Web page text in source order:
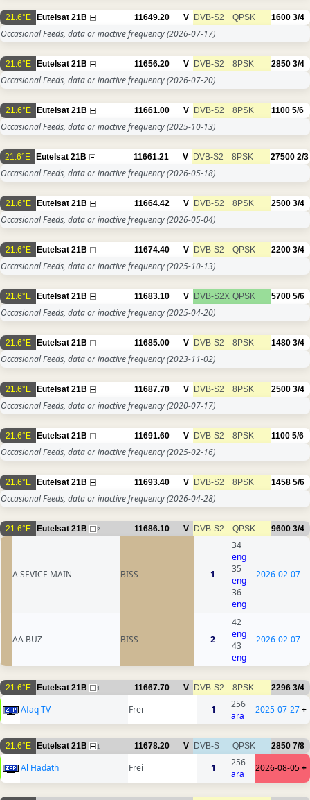
21.6°E Eutelsat 21B 11649.20 V DVB-S2 QPSK 1600 3/4
Occasional Feeds, data or inactive frequency(2026-07-17)
21.6°E Eutelsat 21B 11656.20 V DVB-S2 8PSK 2850 3/4
Occasional Feeds, data or inactive frequency(2026-07-20)
21.6°E Eutelsat 21B 11661.00 V DVB-S2 8PSK 1100 5/6
Occasional Feeds, data or inactive frequency(2025-10-13)
21.6°E Eutelsat 21B 11661.21 V DVB-S2 8PSK 27500 2/3
Occasional Feeds, data or inactive frequency(2026-05-18)
21.6°E Eutelsat 21B 11664.42 V DVB-S2 8PSK 2500 3/4
Occasional Feeds, data or inactive frequency(2026-05-04)
21.6°E Eutelsat 21B 11674.40 V DVB-S2 QPSK 2200 3/4
Occasional Feeds, data or inactive frequency(2025-10-13)
21.6°E Eutelsat 21B 11683.10 V DVB-S2X QPSK 5700 5/6
Occasional Feeds, data or inactive frequency(2025-04-20)
21.6°E Eutelsat 21B 11685.00 V DVB-S2 8PSK 1480 3/4
Occasional Feeds, data or inactive frequency(2023-11-02)
21.6°E Eutelsat 21B 11687.70 V DVB-S2 8PSK 2500 3/4
Occasional Feeds, data or inactive frequency(2020-07-17)
21.6°E Eutelsat 21B 11691.60 V DVB-S2 8PSK 1100 5/6
Occasional Feeds, data or inactive frequency(2025-02-16)
21.6°E Eutelsat 21B 11693.40 V DVB-S2 8PSK 1458 5/6
Occasional Feeds, data or inactive frequency(2026-04-28)
21.6°E Eutelsat 21B 2 11686.10 V DVB-S2 QPSK 9600 3/4
A SEVICE MAIN BISS 1
34
eng
35
eng
36
eng
2026-02-07
AA BUZ BISS 2
42
eng
43
eng
2026-02-07
21.6°E Eutelsat 21B 1 11667.70 V DVB-S2 8PSK 2296 3/4
Afaq TV Frei 1
256
ara
2025-07-27+
21.6°E Eutelsat 21B 1 11678.20 V DVB-S QPSK 2850 7/8
Al Hadath Frei 1
256
ara
2026-08-05+